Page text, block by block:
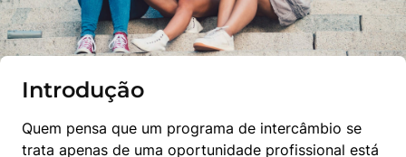
Introdução
Quem pensa que um programa de intercâmbio se
trata apenas de uma oportunidade profissional está